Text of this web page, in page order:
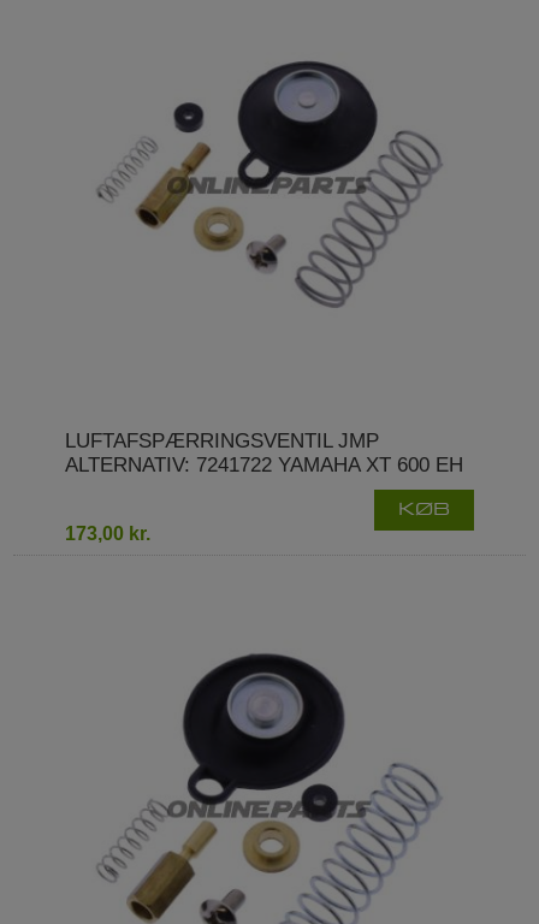
LUFTAFSPÆRRINGSVENTIL JMP
ALTERNATIV: 7241722 YAMAHA XT 600 EH
173,00 kr.
KØB